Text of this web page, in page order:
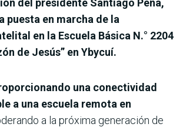
del presidente Santiago Peña,
puesta en marcha de la
en la Escuela Básica N.° 2204
de Jesús” en Ybycuí.
una conectividad
a una escuela remota en
a la próxima generación de